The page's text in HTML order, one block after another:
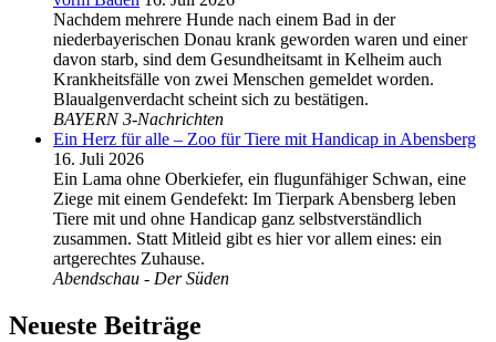
Nachdem mehrere Hunde nach einem Bad in der
niederbayerischen Donau krank geworden waren und einer
davon starb, sind dem Gesundheitsamt in Kelheim auch
Krankheitsfälle von zwei Menschen gemeldet worden.
Blaualgenverdacht scheint sich zu bestätigen.
BAYERN 3-Nachrichten
Ein Herz für alle – Zoo für Tiere mit Handicap in Abensberg
16. Juli 2026
Ein Lama ohne Oberkiefer, ein flugunfähiger Schwan, eine
Ziege mit einem Gendefekt: Im Tierpark Abensberg leben
Tiere mit und ohne Handicap ganz selbstverständlich
zusammen. Statt Mitleid gibt es hier vor allem eines: ein
artgerechtes Zuhause.
Abendschau - Der Süden
Neueste Beiträge